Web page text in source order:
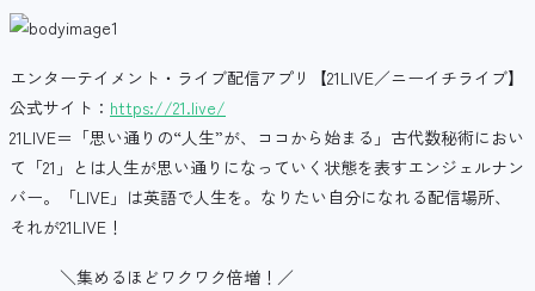
エンターテイメント・ライブ配信アプリ【21LIVE／ニーイチライブ】
公式サイト： https://21.live/
21LIVE＝「思い通りの“人生”が、ココから始まる」古代数秘術におい
て「21」とは人生が思い通りになっていく状態を表すエンジェルナン
バー。「LIVE」は英語で人生を。なりたい自分になれる配信場所、
それが21LIVE！
＼集めるほどワクワク倍増！／